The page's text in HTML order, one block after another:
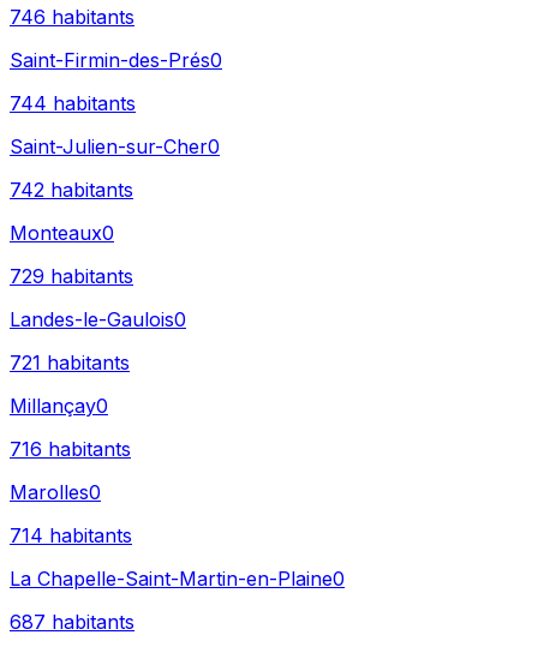
746 habitants
Saint-Firmin-des-Prés0
744 habitants
Saint-Julien-sur-Cher0
742 habitants
Monteaux0
729 habitants
Landes-le-Gaulois0
721 habitants
Millançay0
716 habitants
Marolles0
714 habitants
La Chapelle-Saint-Martin-en-Plaine0
687 habitants